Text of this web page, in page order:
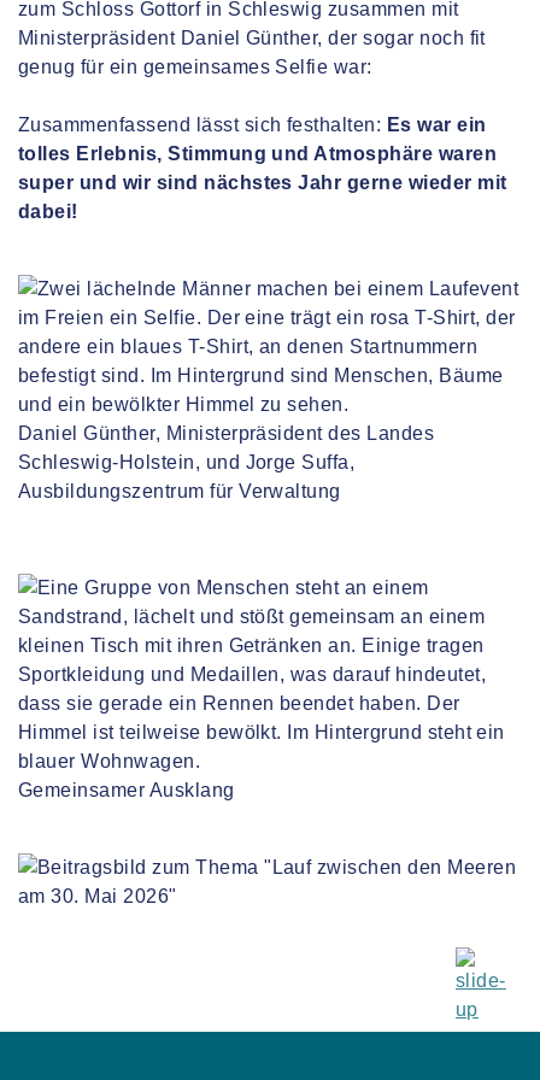
zum Schloss Gottorf in Schleswig zusammen mit
Ministerpräsident Daniel Günther, der sogar noch fit
genug für ein gemeinsames Selfie war:
Zusammenfassend lässt sich festhalten: Es war ein
tolles Erlebnis, Stimmung und Atmosphäre waren
super und wir sind nächstes Jahr gerne wieder mit
dabei!
Daniel Günther, Ministerpräsident des Landes
Schleswig-Holstein, und Jorge Suffa,
Ausbildungszentrum für Verwaltung
Gemeinsamer Ausklang